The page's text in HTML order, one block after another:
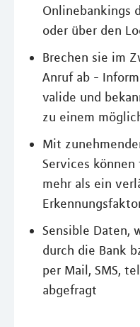
Onlinebankings
oder über den
Brechen sie im
Anruf ab -
valide und
zu einem
Mit
Services
mehr als ein
Sensible Daten,
durch die Bank
per Mail, SMS,
abgefragt